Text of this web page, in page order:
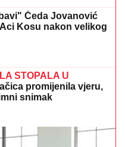
Čeda Jovanović
Kosu nakon velikog
STOPALA U
promijenila vjeru,
snimak